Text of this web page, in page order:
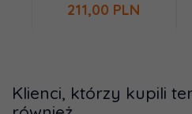
211,00 PLN
Klienci, którzy kupili